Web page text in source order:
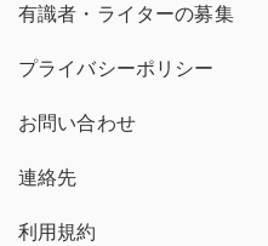
有識者・ライターの募集
プライバシーポリシー
お問い合わせ
連絡先
利用規約